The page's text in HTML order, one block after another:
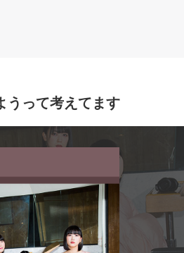
うって考えてます